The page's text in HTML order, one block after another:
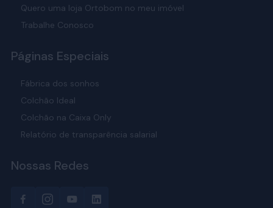
Quero uma loja Ortobom no meu imóvel
Trabalhe Conosco
Páginas Especiais
Fábrica dos sonhos
Colchão Ideal
Colchão na Caixa Only
Relatório de transparência salarial
Nossas Redes